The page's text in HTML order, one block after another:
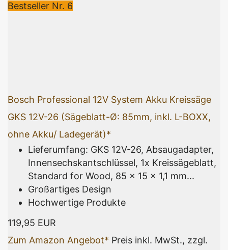
Bestseller Nr. 6
Bosch Professional 12V System Akku Kreissäge
GKS 12V-26 (Sägeblatt-Ø: 85mm, inkl. L-BOXX,
ohne Akku/ Ladegerät)*
Lieferumfang: GKS 12V-26, Absaugadapter,
Innensechskantschlüssel, 1x Kreissägeblatt,
Standard for Wood, 85 x 15 x 1,1 mm...
Großartiges Design
Hochwertige Produkte
119,95 EUR
Zum Amazon Angebot* Preis inkl. MwSt., zzgl.